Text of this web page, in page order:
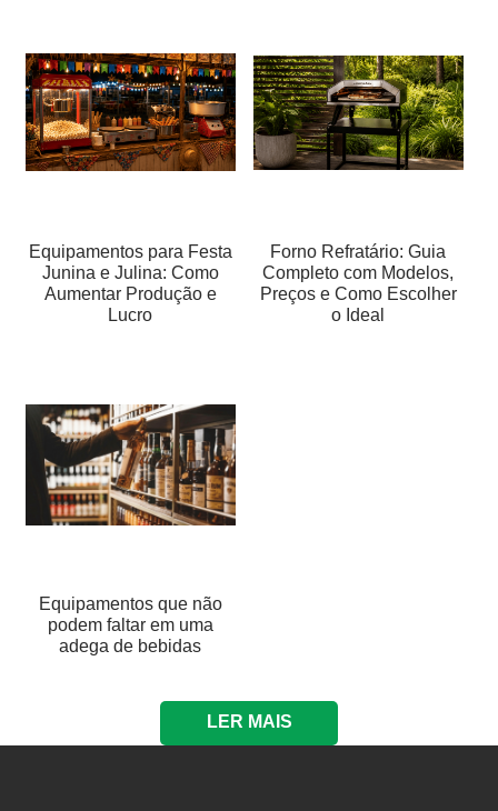
Equipamentos para Festa
Junina e Julina: Como
Aumentar Produção e
Lucro
Forno Refratário: Guia
Completo com Modelos,
Preços e Como Escolher
o Ideal
Equipamentos que não
podem faltar em uma
adega de bebidas
LER MAIS